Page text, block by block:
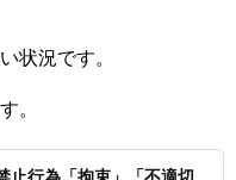
状況です。
。